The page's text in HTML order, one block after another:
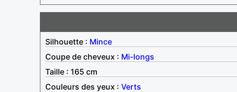
Silhouette : Mince
Coupe de cheveux : Mi-longs
Taille : 165 cm
Couleurs des yeux : Verts